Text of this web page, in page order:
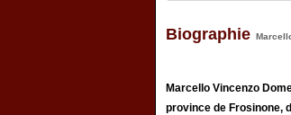
Biographie
Marcello Vincenzo
province de Frosinone,